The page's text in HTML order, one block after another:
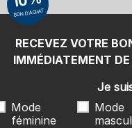
également les informations
protection des données, en
rubrique « Newsletter ». Je
RECEVEZ VOTRE
IMMÉDIATEMENT
BON D'ACHAT
Je
Mode
féminine
Mode